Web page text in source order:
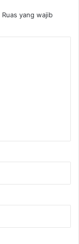
Ruas yang wajib